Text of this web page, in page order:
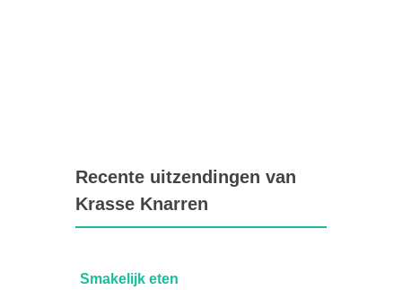
Recente uitzendingen van
Krasse Knarren
Smakelijk eten